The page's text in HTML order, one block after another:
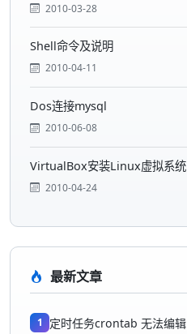
2010-03-28
Shell命令及说明
2010-04-11
Dos连接mysql
2010-06-08
VirtualBox安装Linux虚拟系统
2010-04-24
最新文章
1 定时任务crontab 无法编辑